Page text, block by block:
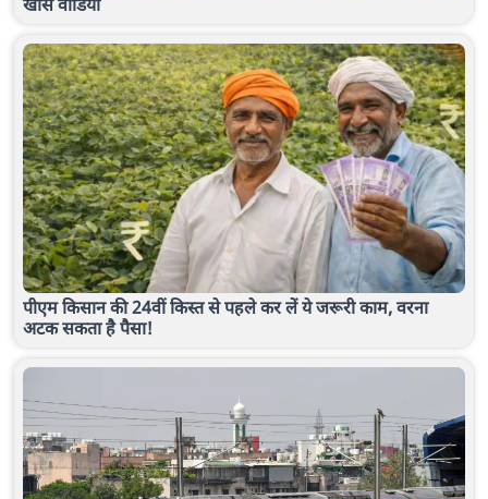
पीएम किसान की 24वीं किस्त से पहले कर लें ये जरूरी काम, वरना
अटक सकता है पैसा!